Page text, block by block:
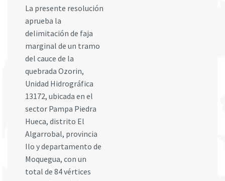
La presente resolución
aprueba la
delimitación de faja
marginal de un tramo
del cauce de la
quebrada Ozorin,
Unidad Hidrográfica
13172, ubicada en el
sector Pampa Piedra
Hueca, distrito El
Algarrobal, provincia
Ilo y departamento de
Moquegua, con un
total de 84 vértices